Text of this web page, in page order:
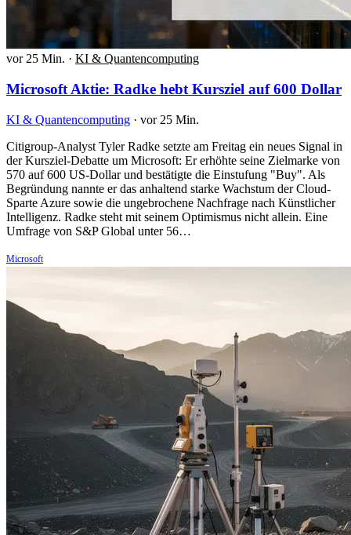
vor 25 Min. · KI & Quantencomputing
Microsoft Aktie: Radke hebt Kursziel auf 600 Dollar
KI & Quantencomputing · vor 25 Min.
Citigroup-Analyst Tyler Radke setzte am Freitag ein neues Signal in
der Kursziel-Debatte um Microsoft: Er erhöhte seine Zielmarke von
570 auf 600 US-Dollar und bestätigte die Einstufung "Buy". Als
Begründung nannte er das anhaltend starke Wachstum der Cloud-
Sparte Azure sowie die ungebrochene Nachfrage nach Künstlicher
Intelligenz. Radke steht mit seinem Optimismus nicht allein. Eine
Umfrage von S&P Global unter 56…
Microsoft